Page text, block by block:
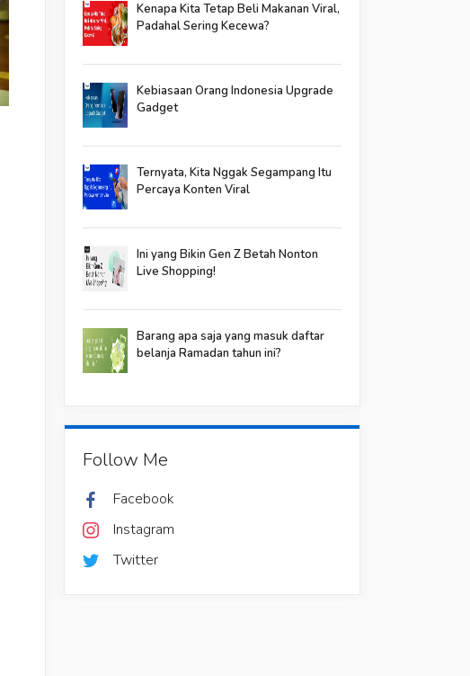
Kenapa Kita Tetap Beli Makanan Viral,
Padahal Sering Kecewa?
Kebiasaan Orang Indonesia Upgrade
Gadget
Ternyata, Kita Nggak Segampang Itu
Percaya Konten Viral
Ini yang Bikin Gen Z Betah Nonton
Live Shopping!
Barang apa saja yang masuk daftar
belanja Ramadan tahun ini?
Follow Me
Facebook
Instagram
Twitter